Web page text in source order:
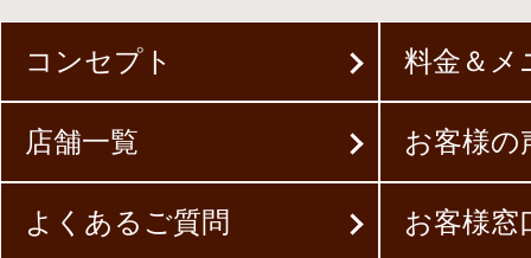
コンセプト 料金＆メ
店舗一覧 お客様の
よくあるご質問 お客様窓